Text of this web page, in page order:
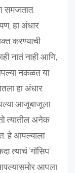
समजतात.
हा अंधार
करण्याची
नातं नाही आणि,
नकळत या
हा अंधार
आजूबाजूला
त्यातील अनेक
हे आपल्याला
त्याचं 'गॉसिप'
आपला